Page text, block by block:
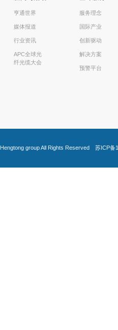
亨通世界
媒体报道
行业资讯
APC全球光
纤光缆大会
服务理念
国际产业
创新驱动
解决方案
预警平台
Hengtong groupAll Rights Reserved 苏ICP备